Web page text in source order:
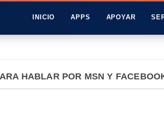
INICIO APPS APOYAR
HABLAR POR MSN Y